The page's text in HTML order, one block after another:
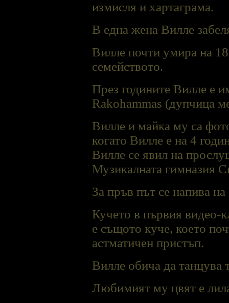
измисля и хартаграма.
В една жена Вилле
Вилле почти умира на
семейството.
През годините Вилле е
Rakohammas (дупчица
Вилле и майка му са
когато Вилле е на 4
Вилле се явил на
Музикалната гимназия
За пръв път се напива
Кучето в първия видео-
е същото куче, което
астматичен пристъп.
Вилле обича да танцува
Любимият му цвят е